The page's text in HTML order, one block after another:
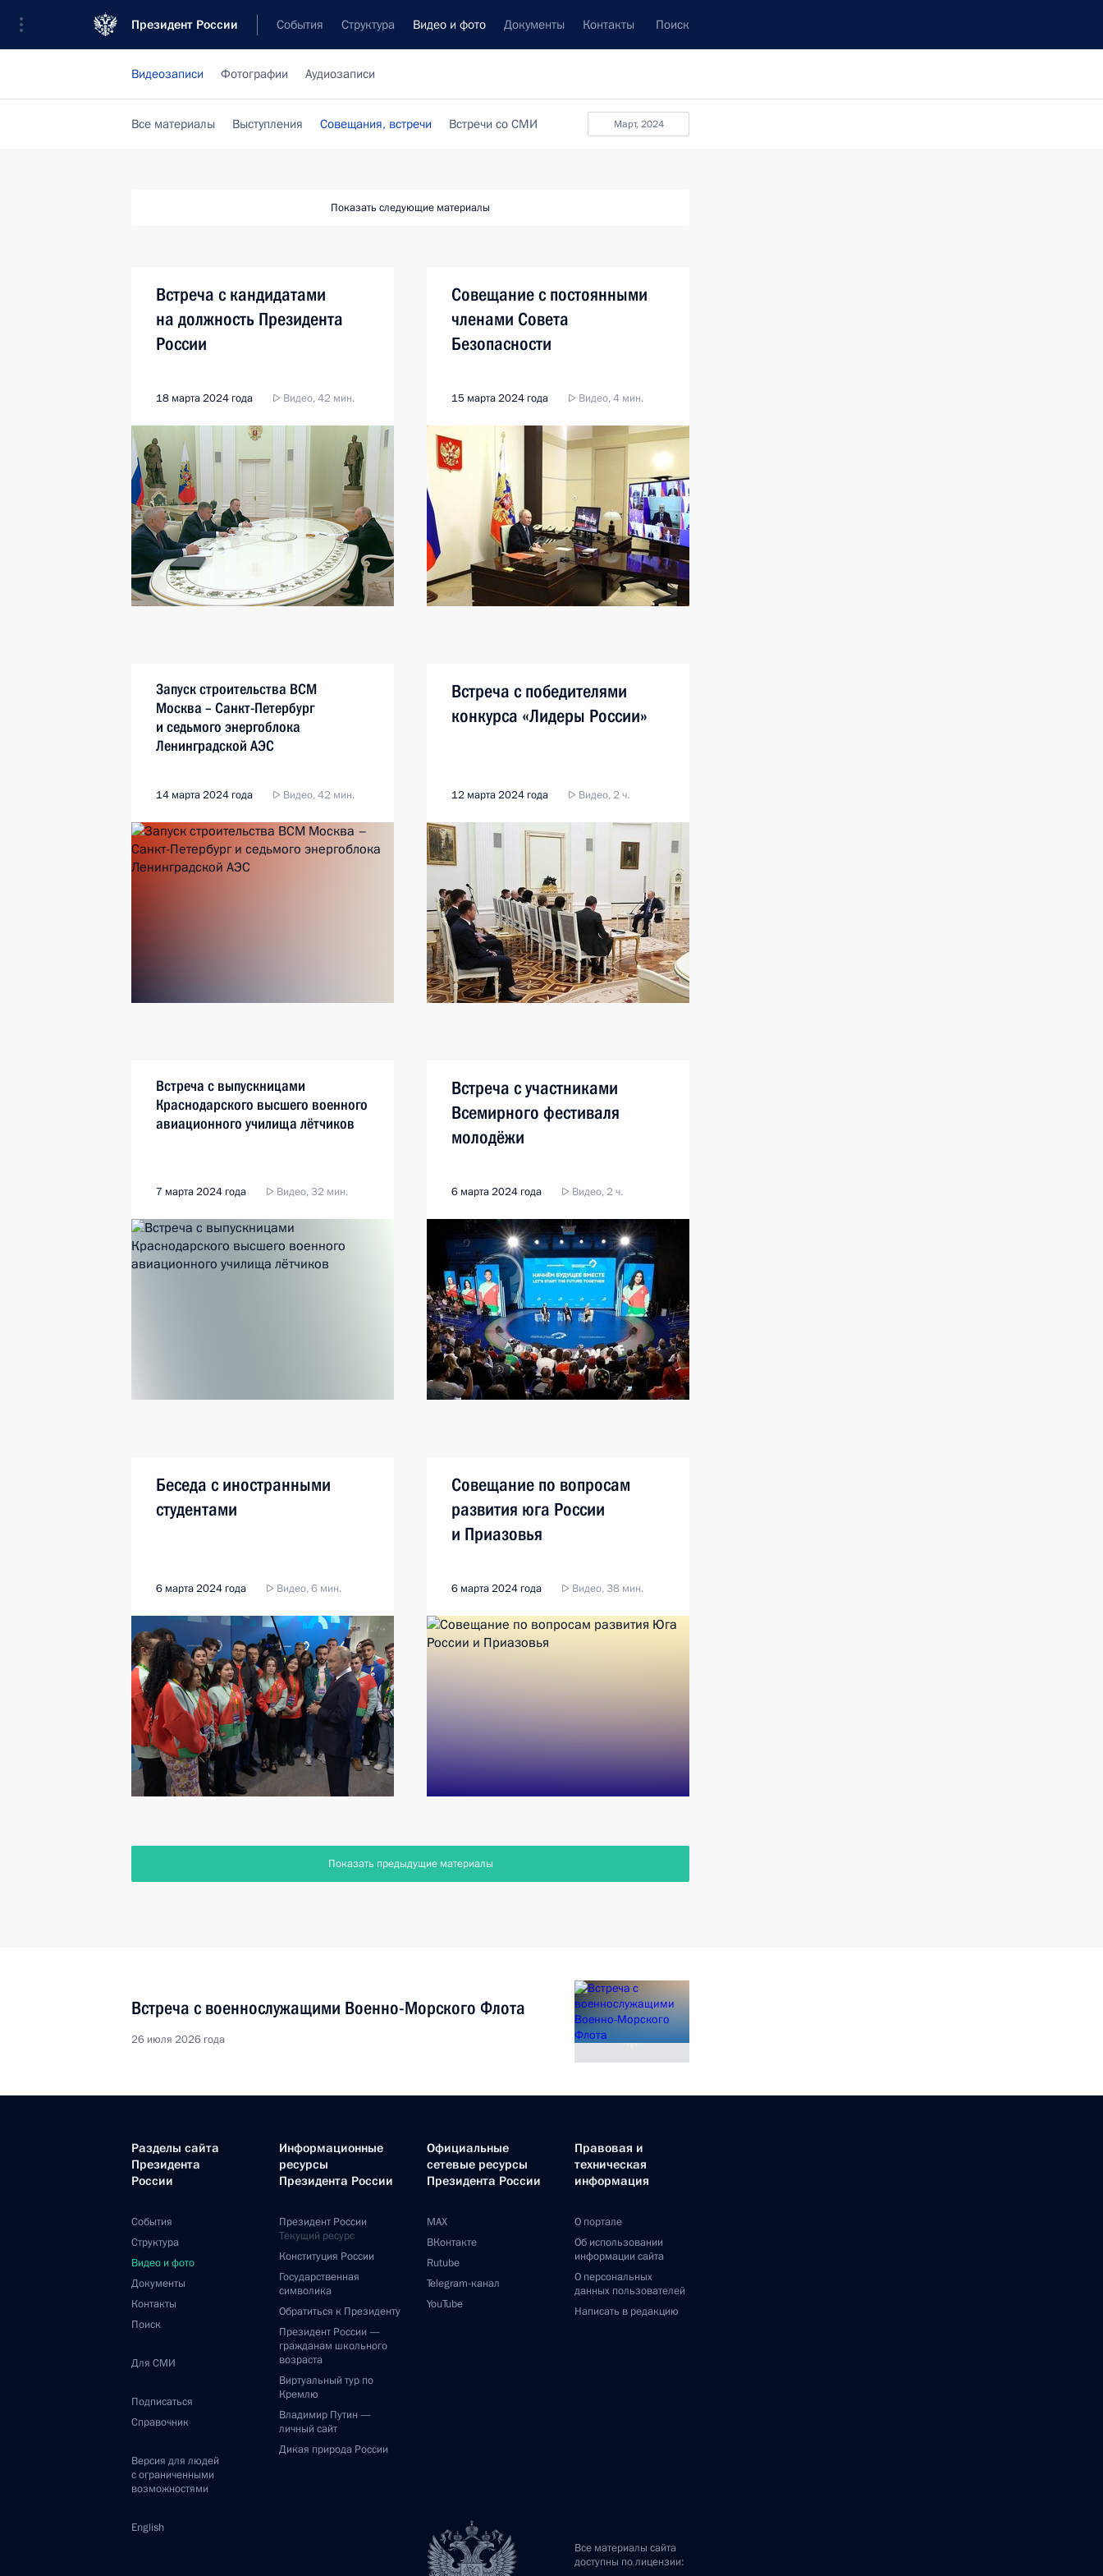
Президент России События Структура Видео и фото Документы Контакты Поиск
Видеозаписи Фотографии Аудиозаписи
март, 2024
Все материалы Выступления Совещания, встречи Встречи со СМИ
Показать следующие материалы
Встреча с кандидатами
на должность Президента
России
18 марта 2024 года Видео, 42 мин.
Совещание с постоянными
членами Совета
Безопасности
15 марта 2024 года Видео, 4 мин.
Запуск строительства ВСМ
Москва – Санкт-Петербург
и седьмого энергоблока
Ленинградской АЭС
14 марта 2024 года Видео, 42 мин.
Встреча с победителями
конкурса «Лидеры России»
12 марта 2024 года Видео, 2 ч.
Встреча с выпускницами
Краснодарского высшего военного
авиационного училища лётчиков
7 марта 2024 года Видео, 32 мин.
Встреча с участниками
Всемирного фестиваля
молодёжи
6 марта 2024 года Видео, 2 ч.
Беседа с иностранными
студентами
6 марта 2024 года Видео, 6 мин.
Совещание по вопросам
развития юга России
и Приазовья
6 марта 2024 года Видео, 38 мин.
Показать предыдущие материалы
Встреча с военнослужащими Военно-Морского Флота
26 июля 2026 года
Разделы сайта
Президента
России
События
Структура
Видео и фото
Документы
Контакты
Поиск
Для СМИ
Подписаться
Справочник
Версия для людей
с ограниченными
возможностями
English
Информационные
ресурсы
Президента России
Президент России
Текущий ресурс
Конституция России
Государственная
символика
Обратиться к Президенту
Президент России —
гражданам школьного
возраста
Виртуальный тур по
Кремлю
Владимир Путин —
личный сайт
Дикая природа России
Официальные
сетевые ресурсы
Президента России
MAX
ВКонтакте
Rutube
Telegram-канал
YouTube
Правовая и
техническая
информация
О портале
Об использовании
информации сайта
О персональных
данных пользователей
Написать в редакцию
Все материалы сайта
доступны по лицензии: